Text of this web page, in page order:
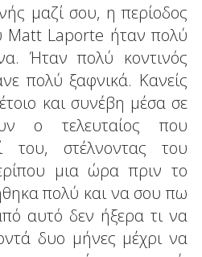
μαζί σου, η περίοδος
Matt Laporte ήταν πολύ
Ήταν πολύ κοντινός
πολύ ξαφνικά. Κανείς
και συνέβη μέσα σε
ο τελευταίος που
του, στέλνοντας του
μια ώρα πριν το
πολύ και να σου πω
αυτό δεν ήξερα τι να
δυο μήνες μέχρι να